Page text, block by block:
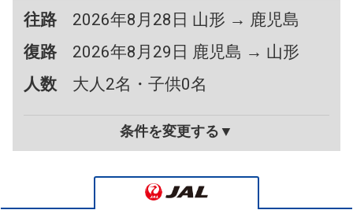
往路
2026年8月28日 山形 → 鹿児島
復路
2026年8月29日 鹿児島 → 山形
人数
大人2名・子供0名
条件を変更する▼